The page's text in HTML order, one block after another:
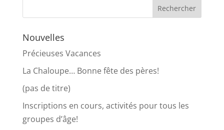
Nouvelles
Précieuses Vacances
La Chaloupe… Bonne fête des pères!
(pas de titre)
Inscriptions en cours, activités pour tous les
groupes d’âge!